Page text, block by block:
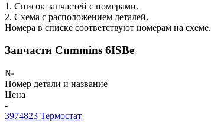
1. Список запчастей с номерами.
2. Схема с расположением деталей.
Номера в списке соответствуют номерам на схеме.
Запчасти Cummins 6ISBe
№
Номер детали и название
Цена
-
3974823 Термостат